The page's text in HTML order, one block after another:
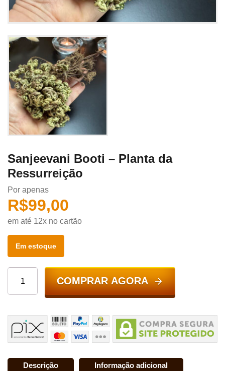
Sanjeevani Booti – Planta da
Ressurreição
Por apenas
R$99,00
em até 12x no cartão
Em estoque
COMPRAR AGORA
Descrição Informação adicional